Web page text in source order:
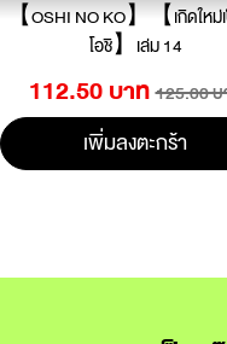
【OSHI NO KO】【เกิดใหม่
โอชิ】เล่ม 14
112.50 บาท 125.00
เพิ่มลงตะกร้า